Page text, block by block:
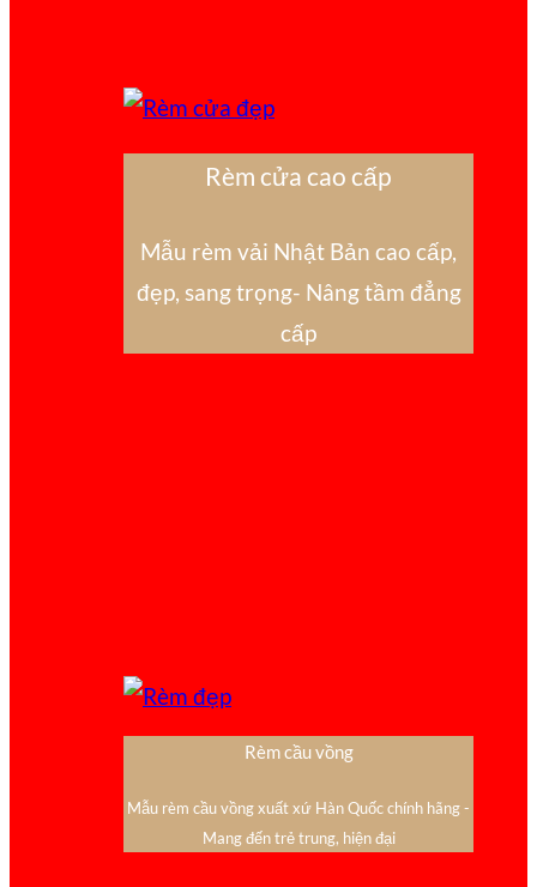
Rèm cửa cao cấp
Mẫu rèm vải Nhật Bản cao cấp,
đẹp, sang trọng- Nâng tầm đẳng
cấp
Rèm cầu vồng
Mẫu rèm cầu vồng xuất xứ Hàn Quốc chính hãng -
Mang đến trẻ trung, hiện đại